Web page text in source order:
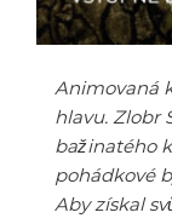
Animovaná
hlavu. Zlobr
bažinatého
pohádkové
Aby získal